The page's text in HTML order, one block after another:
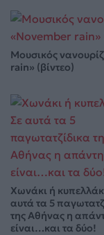
Μουσικός
rain» (βίντεο)
Χωνάκι ή
αυτά τα 5
της Αθήνας η
είναι…και τα δύο!